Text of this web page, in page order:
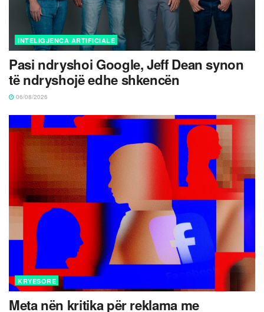
INTELIGJENCA ARTIFICIALE
Pasi ndryshoi Google, Jeff Dean synon
të ndryshojë edhe shkencën
06/08/2026
KRYESORE
Meta nën kritika për reklama me